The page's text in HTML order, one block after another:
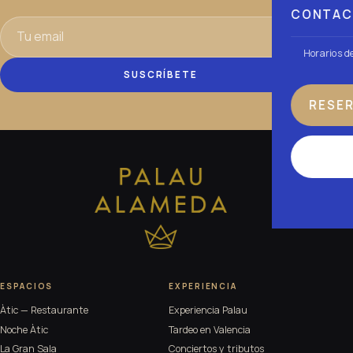
Horarios
SUSCRÍBETE
ESPACIOS
Àtic — Restaurante
Noche Àtic
La Gran Sala
EXPERIENCIA
Experiencia Palau
Tardeo en Valencia
Conciertos y tributos